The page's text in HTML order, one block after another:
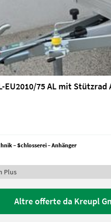
EU2010/75 AL mit Stützrad
– Schlosserei – Anhänger
Plus
Altre offerte da Kreupl